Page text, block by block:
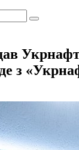
з